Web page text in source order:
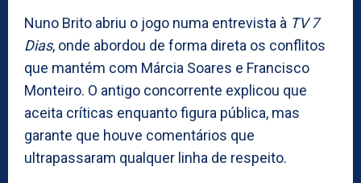
Nuno Brito abriu o jogo numa entrevista à TV 7
Dias, onde abordou de forma direta os conflitos
que mantém com Márcia Soares e Francisco
Monteiro. O antigo concorrente explicou que
aceita críticas enquanto figura pública, mas
garante que houve comentários que
ultrapassaram qualquer linha de respeito.